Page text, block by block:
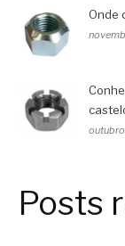
Onde
Posts